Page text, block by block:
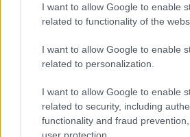
I want to allow Google to enable
related to functionality of the
I want to allow Google to enable
related to personalization.
I want to allow Google to enable
related to security, including
functionality and fraud
user protection.
Παρόμοια είναι η
Ξενοδόχων του νομού,
δεν αναμένεται να ανοίξει
το 20% των 370
το Σάββατο 15 Μαΐου.